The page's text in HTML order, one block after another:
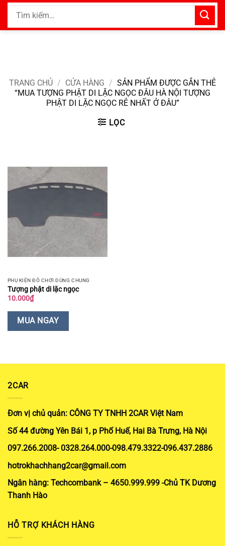
Bỏ
nội
Tìm
TRANG CHỦ / CỬA HÀNG / SẢN PHẨM ĐƯỢC GẮN THẺ
“MUA TƯỢNG PHẬT DI LẶC NGỌC ĐÂU HÀ NỘI TƯỢNG
PHẬT DI LẶC NGỌC RẺ NHẤT Ở ĐÂU”
LỌC
PHỤ KIỆN ĐỒ CHƠI DÙNG CHUNG
Tượng phật di lặc ngọc
10.000₫
MUA NGAY
2CAR
Đơn vị chủ quản: CÔNG TY TNHH 2CAR Việt Nam
Số 44 đường Yên Bái 1, p Phố Huế, Hai Bà Trưng, Hà Nội
097.266.2008- 0328.264.000-098.479.3322-096.437.2886
hotrokhachhang2car@gmail.com
Ngân hàng: Techcombank – 4650.999.999 -Chủ TK Dương
Thanh Hào
HỖ TRỢ KHÁCH HÀNG